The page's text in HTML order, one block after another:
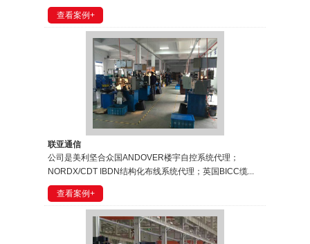
查看案例+
联亚通信
公司是美利坚合众国ANDOVER楼宇自控系统代理；
NORDX/CDT IBDN结构化布线系统代理；英国BICC缆...
查看案例+